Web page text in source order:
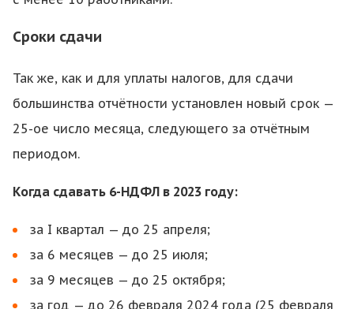
Сроки сдачи
Так же, как и для уплаты налогов, для сдачи
большинства отчётности установлен новый срок —
25-ое число месяца, следующего за отчётным
периодом.
Когда сдавать 6-НДФЛ в 2023 году:
за I квартал — до 25 апреля;
за 6 месяцев — до 25 июля;
за 9 месяцев — до 25 октября;
за год — до 26 февраля 2024 года (25 февраля